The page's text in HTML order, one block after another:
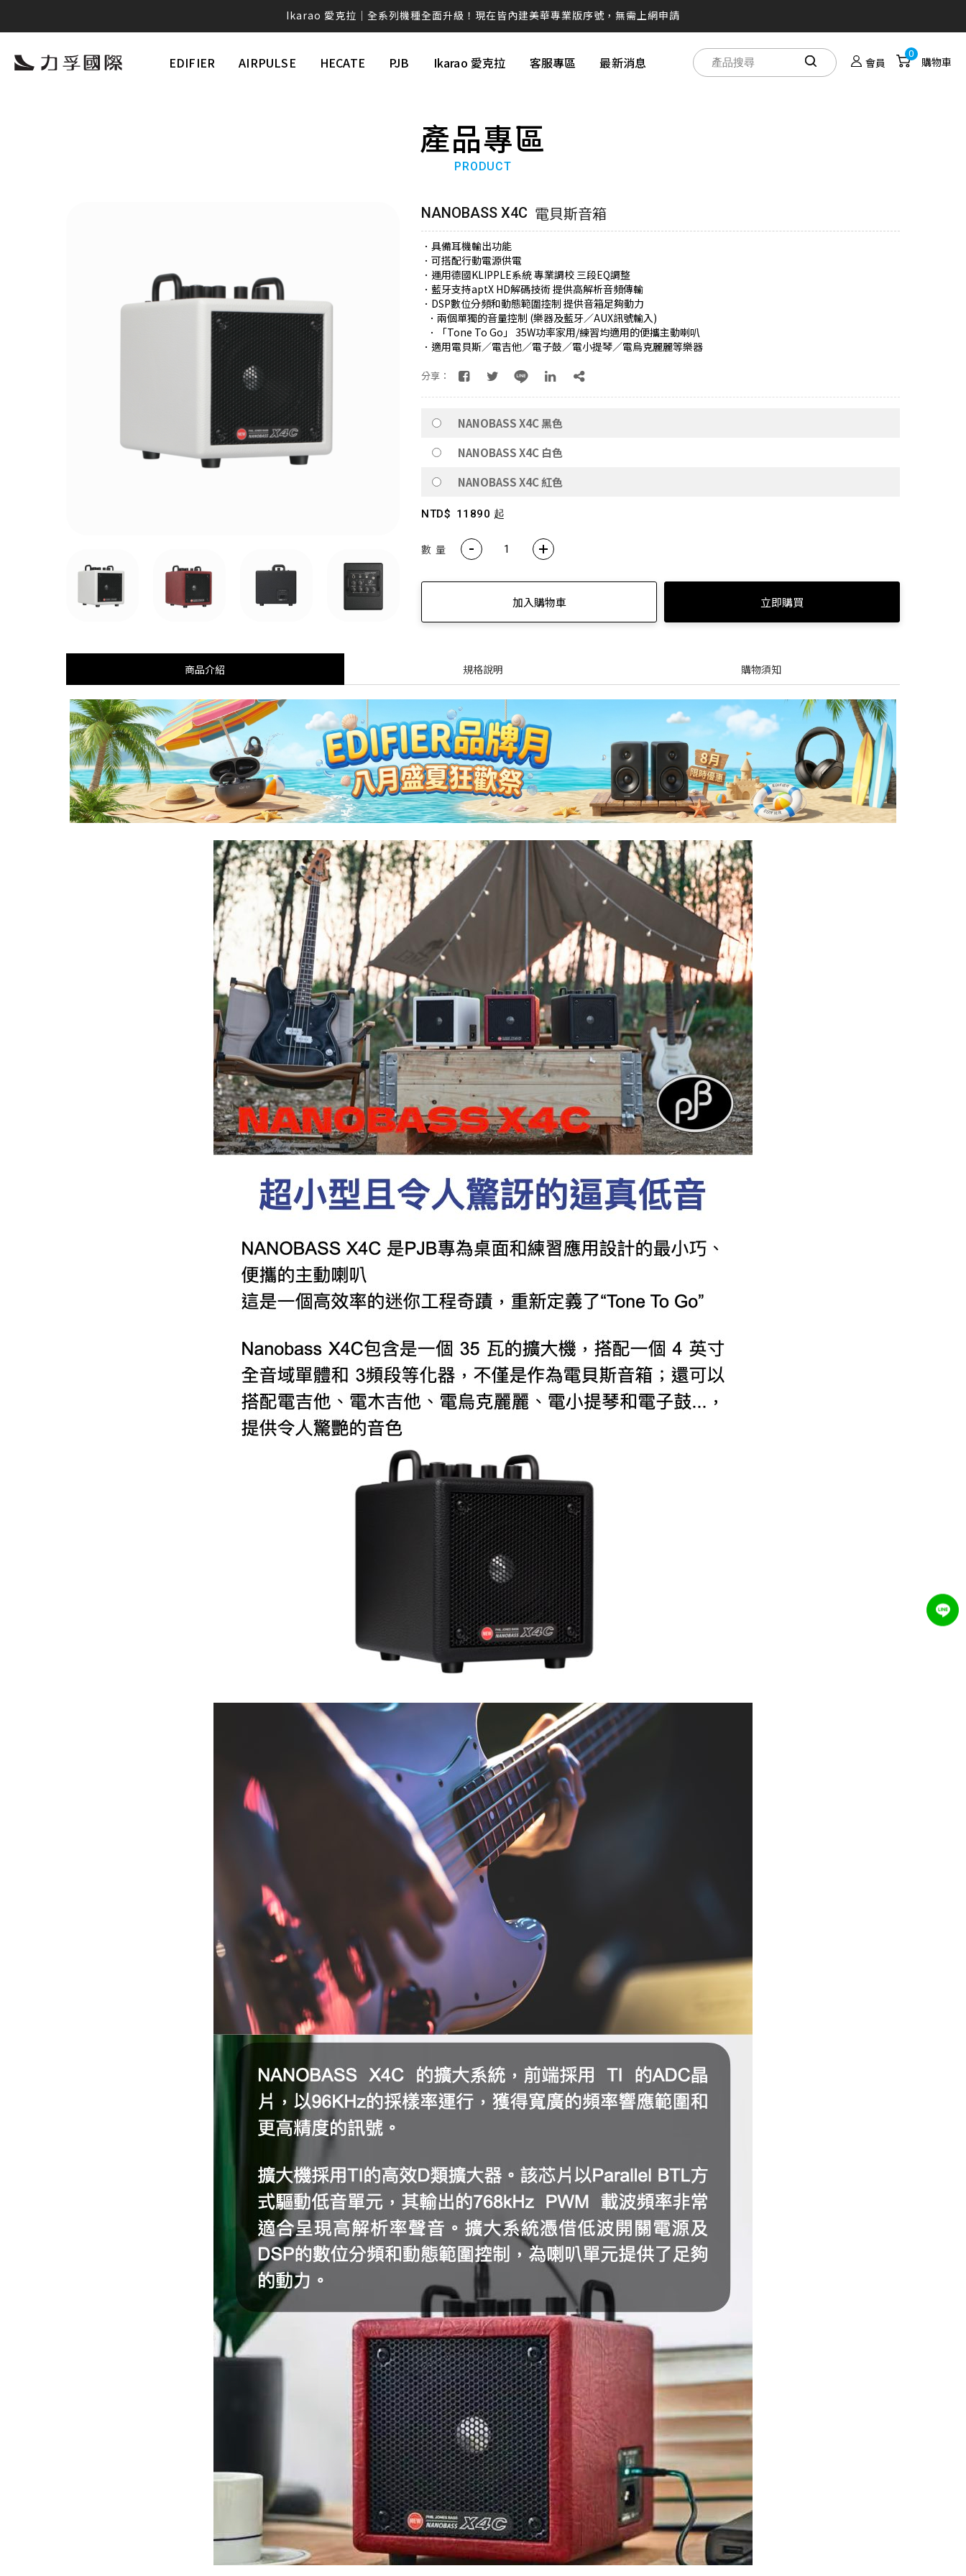
愛克拉系列僅在官方平台平台上販售，提醒消費者勿在詐騙網頁上面購買！
EDIFIER QD35全新上市 打造全新桌面美學❤️
Neobuds Pro 3 旗艦藍牙抗噪耳機ｘ空間音訊ｘANC 主動降噪 -50dB 個人劇院帶著走
視聽效果新進化 G1500 BAR 迷你聲霸 7.1 環繞音效 身歷其境
蝦皮【EDIFIER 官方旗艦店】 週週好禮現在領🎁！
將感動的想法化成獨特的產品 搭載卓越的科技，帶您體驗不凡的聲音之旅
讓好聲音走入生活 ── R33BT 經典木質喇叭｜精準分頻打造層次聲效
Neodots 頂規降噪耳機・入耳即靜・懂音質的都選這副 🚀
Ikarao 愛克拉｜全系列機種全面升級！現在皆內建美華專業版序號，無需上網申請
愛克拉系列僅在官方平台平台上販售，提醒消費者勿在詐騙網頁上面購買！
Neobuds Pro 3 旗艦藍牙抗噪耳機ｘ空間音訊ｘANC 主動降噪 -50dB 個人劇院帶著走
W260NC｜皮革質感Ｘ-45dB 主動降噪Ｘ支援快充
視聽效果新進化 G1500 BAR 迷你聲霸 7.1 環繞音效 身歷其境
將感動的想法化成獨特的產品 搭載卓越的科技，帶您體驗不凡的聲音之旅
讓好聲音走入生活 ── R33BT 經典木質喇叭｜精準分頻打造層次聲效
EDIFIER AIRPULSE HECATE PJB Ikarao 愛克拉 客服專區 最新消息 會員
0
購物車
產品專區
PRODUCT
NANOBASS X4C 電貝斯音箱
．具備耳機輸出功能
．可搭配行動電源供電
．運用德國KLIPPLE系統 專業調校 三段EQ調整
．藍牙支持aptX HD解碼技術 提供高解析音頻傳輸
．DSP數位分頻和動態範圍控制 提供音箱足夠動力
．兩個單獨的音量控制 (樂器及藍牙／AUX訊號輸入)
．「Tone To Go」 35W功率家用/練習均適用的便攜主動喇叭
．適用電貝斯／電吉他／電子鼓／電小提琴／電烏克麗麗等樂器
分享：
NANOBASS X4C 黑色
NANOBASS X4C 白色
NANOBASS X4C 紅色
NTD$ 11890 起
數 量
加入購物車 立即購買
商品介紹 規格說明 購物須知